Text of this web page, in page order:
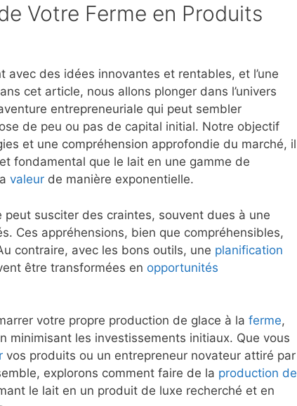
Votre Ferme en Produits
avec des idées innovantes et rentables, et l’une
cet article, nous allons plonger dans l’univers
entrepreneuriale qui peut sembler
de peu ou pas de capital initial. Notre objectif
et une compréhension approfondie du marché, il
fondamental que le lait en une gamme de
valeur de manière exponentielle.
susciter des craintes, souvent dues à une
Ces appréhensions, bien que compréhensibles,
contraire, avec les bons outils, une planification
être transformées en opportunités
votre propre production de glace à la ferme,
minimisant les investissements initiaux. Que vous
vos produits ou un entrepreneur novateur attiré par
explorons comment faire de la production de
le lait en un produit de luxe recherché et en